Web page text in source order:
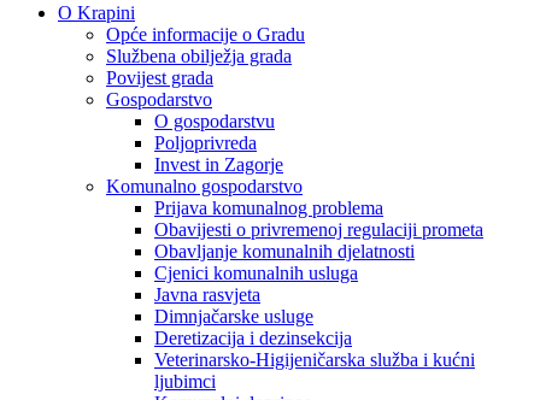
O Krapini
Opće informacije o Gradu
Službena obilježja grada
Povijest grada
Gospodarstvo
O gospodarstvu
Poljoprivreda
Invest in Zagorje
Komunalno gospodarstvo
Prijava komunalnog problema
Obavijesti o privremenoj regulaciji prometa
Obavljanje komunalnih djelatnosti
Cjenici komunalnih usluga
Javna rasvjeta
Dimnjačarske usluge
Deretizacija i dezinsekcija
Veterinarsko-Higijeničarska služba i kućni
ljubimci